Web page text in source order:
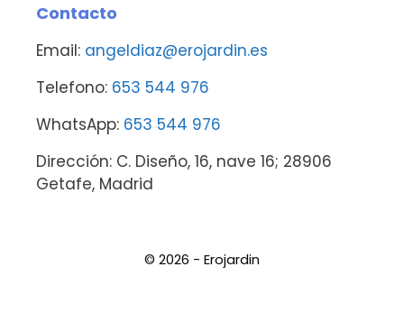
Contacto
Email: angeldiaz@erojardin.es
Telefono: 653 544 976
WhatsApp: 653 544 976
Dirección: C. Diseño, 16, nave 16; 28906
Getafe, Madrid
© 2026 - Erojardin